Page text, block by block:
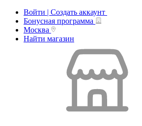
Войти | Создать аккаунт
Бонусная программа
Москва
Найти магазин